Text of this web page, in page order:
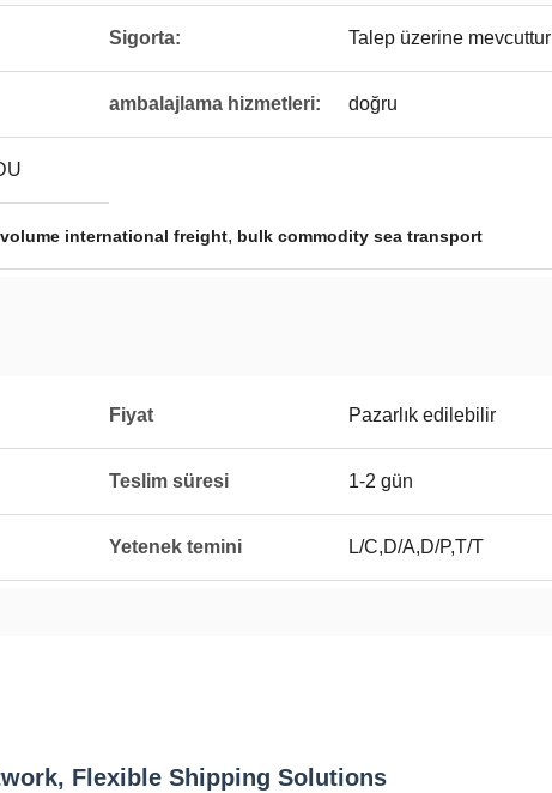
Sigorta: Talep üzerine mevcuttur
ambalajlama hizmetleri: doğru
international freight, bulk commodity sea transport
Fiyat Pazarlık edilebilir
Teslim süresi 1-2 gün
Yetenek temini L/C,D/A,D/P,T/T
Flexible Shipping Solutions